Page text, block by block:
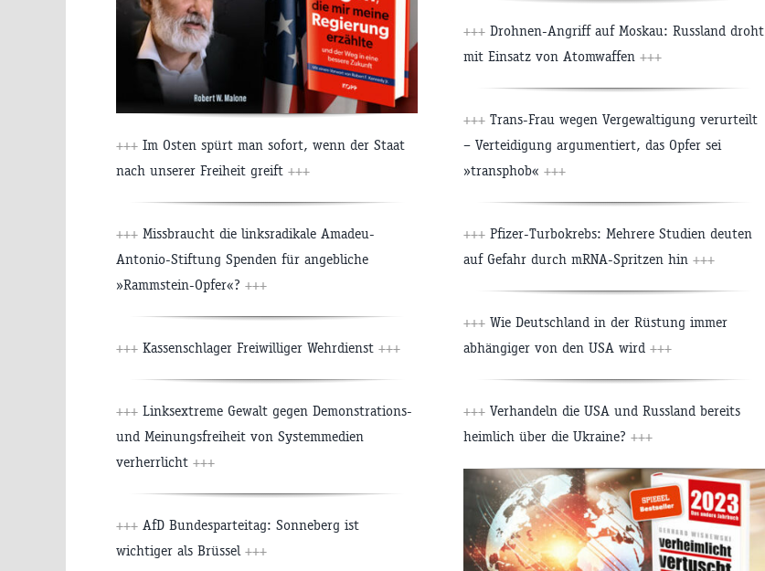
+++ Im Osten spürt man sofort, wenn der Staat
nach unserer Freiheit greift +++
+++ Missbraucht die linksradikale Amadeu-
Antonio-Stiftung Spenden für angebliche
»Rammstein-Opfer«? +++
+++ Kassenschlager Freiwilliger Wehrdienst +++
+++ Linksextreme Gewalt gegen Demonstrations-
und Meinungsfreiheit von Systemmedien
verherrlicht +++
+++ AfD Bundesparteitag: Sonneberg ist
wichtiger als Brüssel +++
+++ Drohnen-Angriff auf Moskau: Russland droht
mit Einsatz von Atomwaffen +++
+++ Trans-Frau wegen Vergewaltigung verurteilt
– Verteidigung argumentiert, das Opfer sei
»transphob« +++
+++ Pfizer-Turbokrebs: Mehrere Studien deuten
auf Gefahr durch mRNA-Spritzen hin +++
+++ Wie Deutschland in der Rüstung immer
abhängiger von den USA wird +++
+++ Verhandeln die USA und Russland bereits
heimlich über die Ukraine? +++